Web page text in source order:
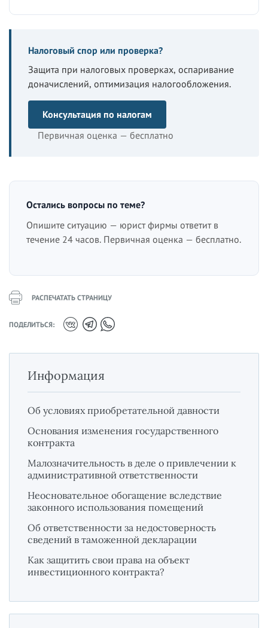
Налоговый спор или проверка?
Защита при налоговых проверках, оспаривание
доначислений, оптимизация налогообложения.
Консультация по налогам
Первичная оценка — бесплатно
Остались вопросы по теме?
Опишите ситуацию — юрист фирмы ответит в
течение 24 часов. Первичная оценка — бесплатно.
РАСПЕЧАТАТЬ СТРАНИЦУ
ПОДЕЛИТЬСЯ:
Информация
Об условиях приобретательной давности
Основания изменения государственного
контракта
Малозначительность в деле о привлечении к
административной ответственности
Неосновательное обогащение вследствие
законного использования помещений
Об ответственности за недостоверность
сведений в таможенной декларации
Как защитить свои права на объект
инвестиционного контракта?